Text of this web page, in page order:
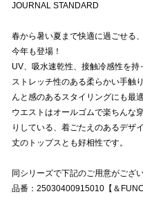
JOURNAL STANDARD
春から暑い夏まで快適に過ごせる
今年も登場！
UV、吸水速乾性、接触冷感性を持
ストレッチ性のある柔らかい手触
んと感のあるスタイリングにも最適
ウエストはオールゴムで楽ちんな
りしている、着ごたえのあるデザ
丈のトップスとも好相性です。
同シリーズで下記のご用意がござい
品番：25030400915010【＆